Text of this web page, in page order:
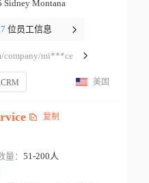
Sidney Montana
位员工信息
company/mi***ce
美国
复制
量： 51-200人